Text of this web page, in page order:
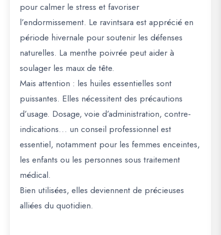
pour calmer le stress et favoriser
l’endormissement. Le ravintsara est apprécié en
période hivernale pour soutenir les défenses
naturelles. La menthe poivrée peut aider à
soulager les maux de tête.
Mais attention : les huiles essentielles sont
puissantes. Elles nécessitent des précautions
d’usage. Dosage, voie d’administration, contre-
indications… un conseil professionnel est
essentiel, notamment pour les femmes enceintes,
les enfants ou les personnes sous traitement
médical.
Bien utilisées, elles deviennent de précieuses
alliées du quotidien.